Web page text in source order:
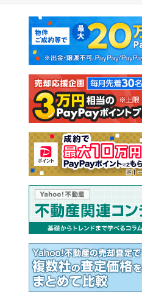
新築マンション
新築一戸建て
注文住宅
売却査定
マンションカタログ